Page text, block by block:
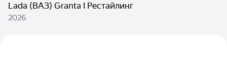
Lada (ВАЗ) Granta I Рестайлинг
2026